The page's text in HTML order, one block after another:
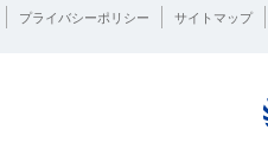
プライバシーポリシー サイトマップ